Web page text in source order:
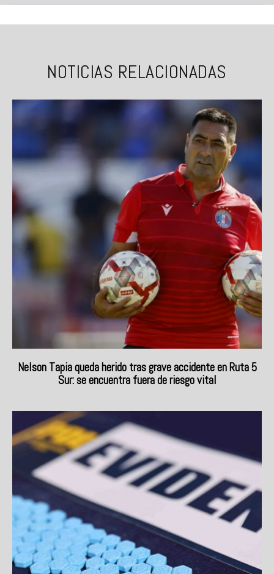
NOTICIAS RELACIONADAS
Nelson Tapia queda herido tras grave accidente en Ruta 5
Sur: se encuentra fuera de riesgo vital